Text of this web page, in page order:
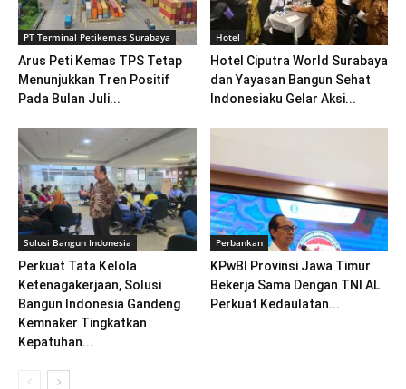
PT Terminal Petikemas Surabaya
Arus Peti Kemas TPS Tetap
Menunjukkan Tren Positif
Pada Bulan Juli...
Hotel
Hotel Ciputra World Surabaya
dan Yayasan Bangun Sehat
Indonesiaku Gelar Aksi...
Solusi Bangun Indonesia
Perkuat Tata Kelola
Ketenagakerjaan, Solusi
Bangun Indonesia Gandeng
Kemnaker Tingkatkan
Kepatuhan...
Perbankan
KPwBI Provinsi Jawa Timur
Bekerja Sama Dengan TNI AL
Perkuat Kedaulatan...